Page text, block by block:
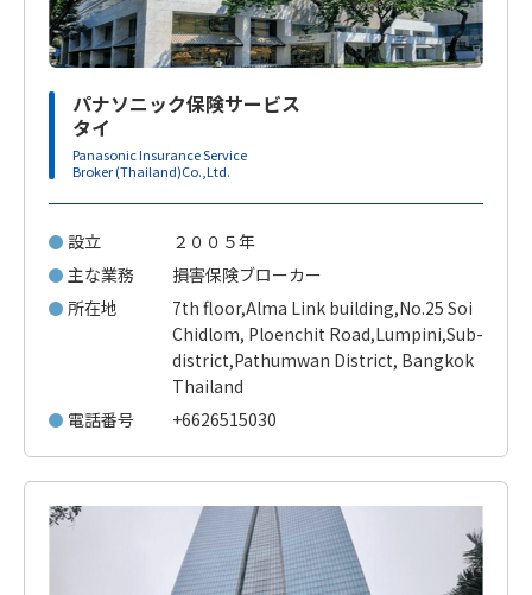
パナソニック保険サービス
タイ
Panasonic Insurance Service
Broker (Thailand)Co.,Ltd.
設立
２００５年
主な業務
損害保険ブローカー
所在地
7th floor,Alma Link building,No.25 Soi
Chidlom, Ploenchit Road,Lumpini,Sub-
district,Pathumwan District, Bangkok
Thailand
電話番号
+6626515030